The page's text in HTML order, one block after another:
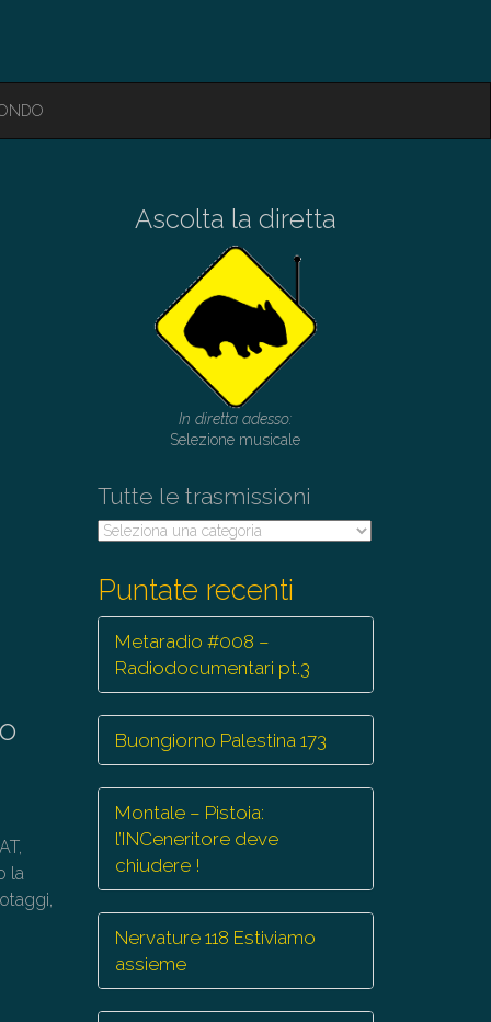
la
Ascolta la diretta
In diretta adesso:
Selezione musicale
Tutte le trasmissioni
Tutte
Puntate recenti
Metaradio #008 –
Radiodocumentari pt.3
Buongiorno Palestina 173
Montale – Pistoia:
l’INCeneritore deve
chiudere !
Nervature 118 Estiviamo
assieme